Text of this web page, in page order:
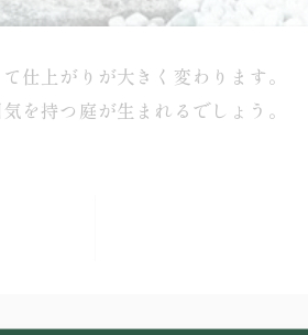
仕上がりが大きく変わります。
を持つ庭が生まれるでしょう。